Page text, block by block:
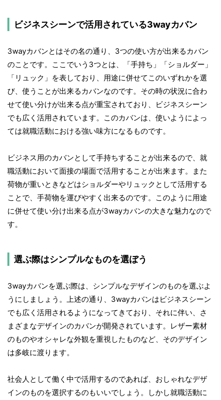
ビジネスシーンで活用されている3wayカバン
3wayカバンとはその名の通り、3つの使い方が出来るカバン
のことです。ここでいう3つとは、「手持ち」「ショルダー」
「リュック」を表しており、用途に併せてこのいずれかを選
び、使うことが出来るカバンなのです。その時の状況に合わ
せて使い分けが出来る点が重宝されており、ビジネスシーン
でも広く活用されています。このカバンは、使いようによっ
ては就職活動における強い味方になるものです。
ビジネス用のカバンとして手持ちすることが出来るので、就
職活動において面接の場面で活用することが出来ます。また
荷物が重いときなどはショルダーやリュックとして活用する
ことで、手荷物を運びやすく出来るのです。このように用途
に併せて使い分け出来る点が3wayカバンの大きな魅力なので
す。
選ぶ際はシンプルなものを選ぼう
3wayカバンを選ぶ際は、シンプルなデザインのものを選ぶよ
うにしましょう。上述の通り、3wayカバンはビジネスシーン
でも広く活用されるようになってきており、それに伴い、さ
まざまなデザインのカバンが開発されています。レザー素材
のものやオシャレな外観を重視したものなど、そのデザイン
は多岐に渡ります。
社会人として働く中で活用するのであれば、おしゃれなデザ
インのものを選択するのもいいでしょう。しかし就職活動に